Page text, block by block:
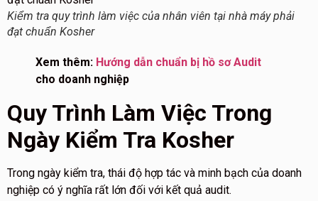
Kiểm tra quy trình làm việc của nhân viên tại nhà máy phải
đạt chuẩn Kosher
Xem thêm: Hướng dẫn chuẩn bị hồ sơ Audit
cho doanh nghiệp
Quy Trình Làm Việc Trong
Ngày Kiểm Tra Kosher
Trong ngày kiểm tra, thái độ hợp tác và minh bạch của doanh
nghiệp có ý nghĩa rất lớn đối với kết quả audit.